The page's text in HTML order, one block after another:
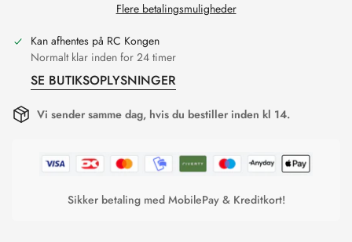
Flere betalingsmuligheder
Kan afhentes på RC Kongen
Normalt klar inden for 24 timer
SE BUTIKSOPLYSNINGER
Vi sender samme dag, hvis du bestiller inden kl 14.
Sikker betaling med MobilePay & Kreditkort!